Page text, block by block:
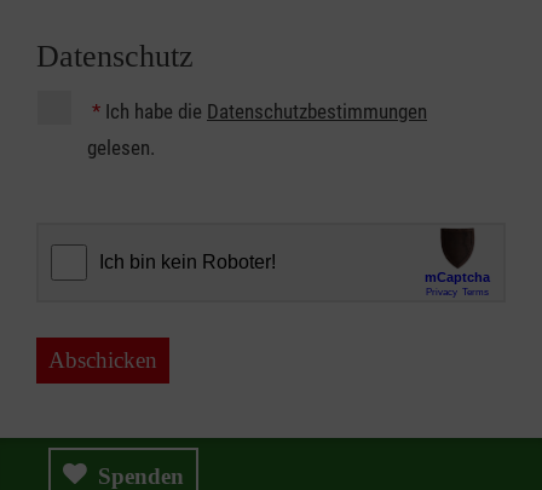
Datenschutz
* Ich habe die Datenschutzbestimmungen
gelesen.
Abschicken
Spenden